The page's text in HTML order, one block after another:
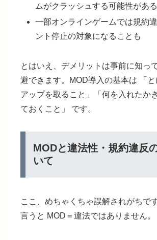
ムがクラッシュする可能性がある
一部オンラインゲームでは規約
ント停止の対象になることも
とはいえ、デメリットは事前に知っ
避できます。MOD導入の基本は
「
アップを取ること」「何を入れたか
ておくこと」
です。
MODと違法性・規約違反
いて
ここ、めちゃくちゃ誤解されがちで
言うと MOD＝違法ではありません。